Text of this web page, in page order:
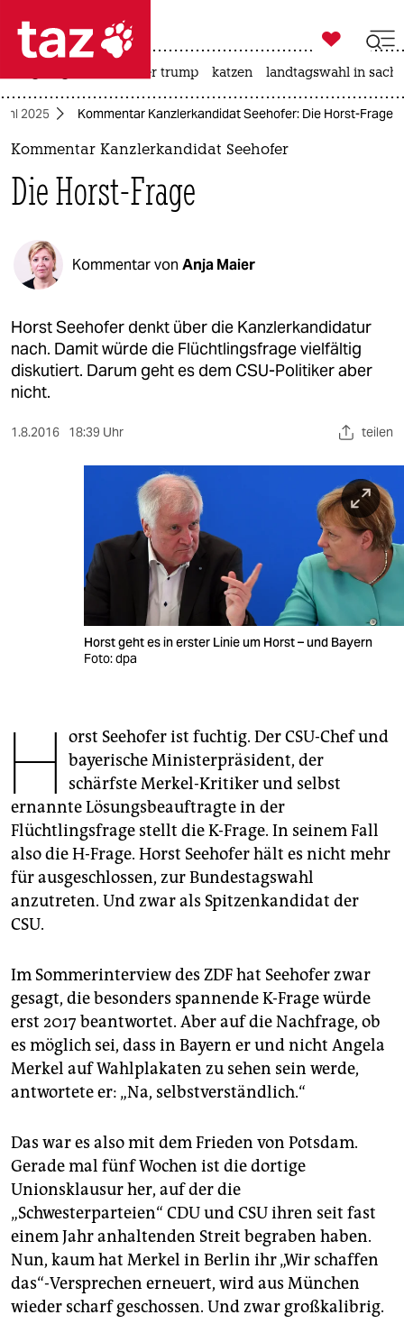
 taz zahl ich
taz zahl ich
politik
öko
gesellschaft
kultur
sport
fragen & hilfe
genossenschaft
epaper login

taz zahl ich
usa unter trump katzen landtagswahl in
2025 Kommentar Kanzlerkandidat Seehofer: Die Horst-Frage
Kommentar Kanzlerkandidat Seehofer
Die Horst-Frage
Kommentar von Anja Maier
Horst Seehofer denkt über die Kanzlerkandidatur
nach. Damit würde die Flüchtlingsfrage vielfältig
diskutiert. Darum geht es dem CSU-Politiker aber
nicht.
1.8.2016 18:39 Uhr teilen
Horst geht es in erster Linie um Horst – und Bayern
Foto: dpa
H orst Seehofer ist fuchtig. Der CSU-Chef und
bayerische Ministerpräsident, der
schärfste Merkel-Kritiker und selbst
ernannte Lösungsbeauftragte in der
Flüchtlingsfrage stellt die K-Frage. In seinem Fall
also die H-Frage. Horst Seehofer hält es nicht mehr
für ausgeschlossen, zur Bundestagswahl
anzutreten. Und zwar als Spitzenkandidat der
CSU.
Im Sommerinterview des ZDF hat Seehofer zwar
gesagt, die besonders spannende K-Frage würde
erst 2017 beantwortet. Aber auf die Nachfrage, ob
es möglich sei, dass in Bayern er und nicht Angela
Merkel auf Wahlplakaten zu sehen sein werde,
antwortete er: „Na, selbstverständlich.“
Das war es also mit dem Frieden von Potsdam.
Gerade mal fünf Wochen ist die dortige
Unionsklausur her, auf der die
„Schwesterparteien“ CDU und CSU ihren seit fast
einem Jahr anhaltenden Streit begraben haben.
Nun, kaum hat Merkel in Berlin ihr „Wir schaffen
das“-Versprechen erneuert, wird aus München
wieder scharf geschossen. Und zwar großkalibrig.